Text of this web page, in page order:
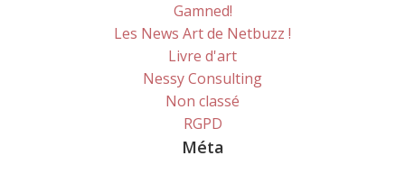
Gamned!
Les News Art de Netbuzz !
Livre d'art
Nessy Consulting
Non classé
RGPD
Méta